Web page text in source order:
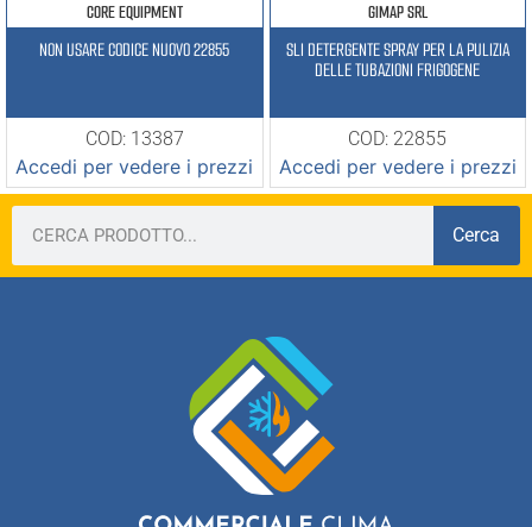
CORE EQUIPMENT
NON USARE CODICE NUOVO 22855
COD: 13387
Accedi per vedere i prezzi
GIMAP SRL
SLI DETERGENTE SPRAY PER LA PULIZIA
DELLE TUBAZIONI FRIGOGENE
COD: 22855
Accedi per vedere i prezzi
Cerca